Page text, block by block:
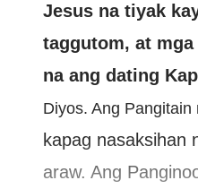
Jesus na tiyak
taggutom, at
na ang dating
Diyos. Ang
kapag nasaksihan
araw. Ang